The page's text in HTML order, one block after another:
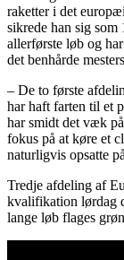
raketter i det
sikrede han sig
allerførste løb og
det benhårde
– De to første
har haft farten til et
har smidt det væk
fokus på at køre et
naturligvis opsatte
Tredje afdeling af
kvalifikation lørdag
lange løb flages